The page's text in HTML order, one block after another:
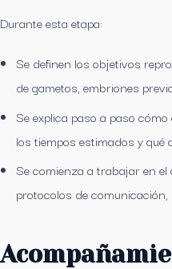
Durante esta etapa:
Se definen los objetivos
de gametos, embriones
Se explica paso a paso
los tiempos estimados y qué
Se comienza a trabajar en el
protocolos de comunicación,